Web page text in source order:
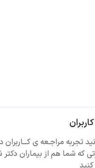
تجربه مراجـعه ی
که شما هم از بیماران